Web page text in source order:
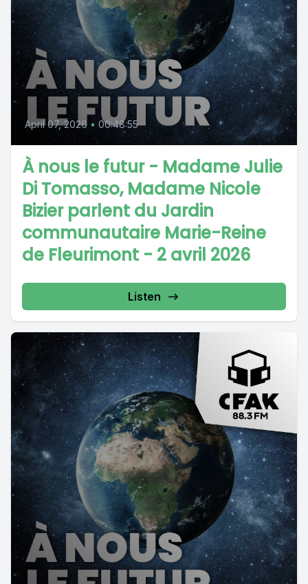
April 07, 2026 • 00:48:55
À nous le futur - Madame Julie
Di Tomasso, Madame Nicole
Bizier parlent du Jardin
communautaire Marie-Reine
de Fleurimont - 2 avril 2026
Listen